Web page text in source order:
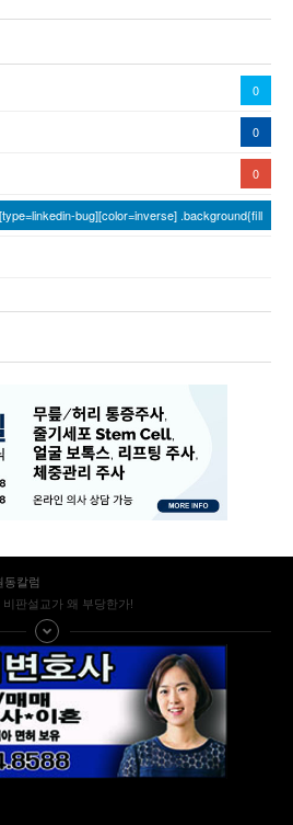
0
0
0
bug][color=inverse] .background{fill
동칼럼
판설교가 왜 부당한가!